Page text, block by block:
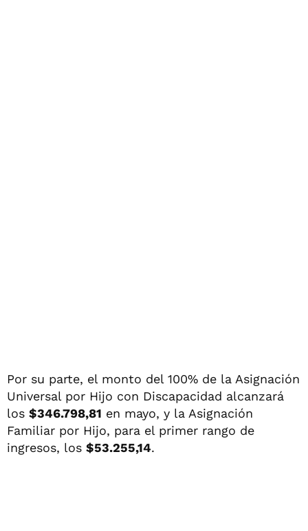
Por su parte, el monto del 100% de la Asignación
Universal por Hijo con Discapacidad alcanzará
los $346.798,81 en mayo, y la Asignación
Familiar por Hijo, para el primer rango de
ingresos, los $53.255,14.